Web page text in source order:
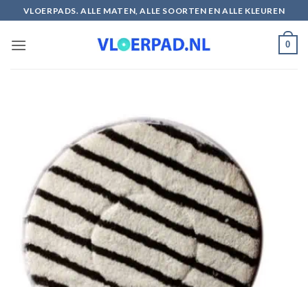
naar
inhoud
VLOERPADS. ALLE MATEN, ALLE SOORTEN EN ALLE KLEUREN
0